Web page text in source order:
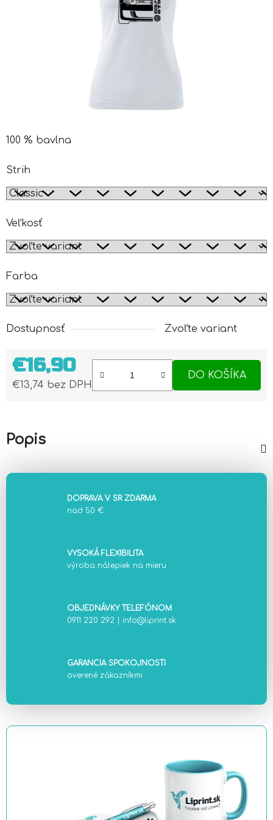
100 % bavlna
Strih
Veľkosť
Farba
Dostupnosť Zvoľte variant
€16,90
€13,74 bez DPH
DO KOŠÍKA
Popis
DOPRAVA V SR ZDARMA
nad 50 €
VYSOKÁ FLEXIBILITA
výroba nálepiek na mieru
OBJEDNÁVKY TELEFÓNOM
0911 220 292
info@liprint.sk
GARANCIA SPOKOJNOSTI
overené zákazníkmi